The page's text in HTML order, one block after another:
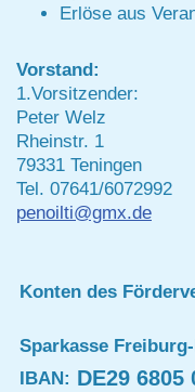
Erlöse aus
Vorstand:
1.Vorsitzender:
Peter Welz
Rheinstr. 1
79331 Teningen
Tel. 07641/6072992
penoilti@gmx.de
Konten des
Sparkasse
IBAN: DE29 6805